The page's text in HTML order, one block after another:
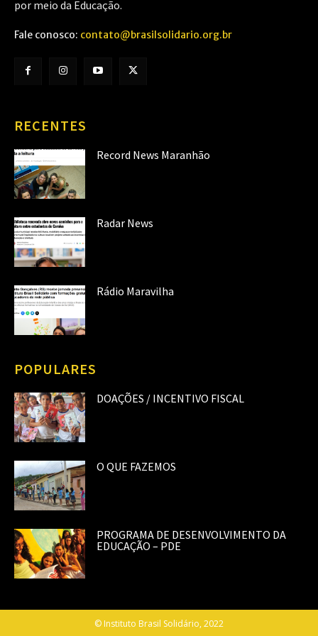
por meio da Educação.
Fale conosco: contato@brasilsolidario.org.br
RECENTES
Record News Maranhão
Radar News
Rádio Maravilha
POPULARES
DOAÇÕES / INCENTIVO FISCAL
O QUE FAZEMOS
PROGRAMA DE DESENVOLVIMENTO DA
EDUCAÇÃO – PDE
© Instituto Brasil Solidário, 2022